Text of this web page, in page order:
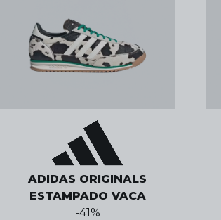
ADIDAS ORIGINALS
ESTAMPADO VACA
-41%